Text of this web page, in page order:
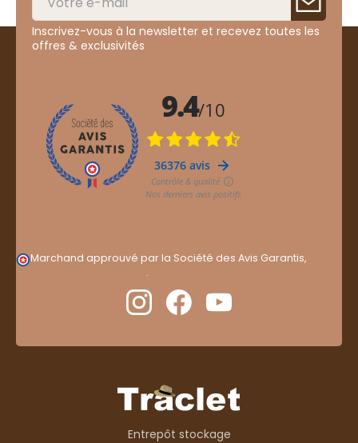
Inscrivez-vous à la newsletter et recevez toutes les
offres & exclusivités
Marchand approuvé par la Société des Avis Garantis,
.
Entrepôt stockage